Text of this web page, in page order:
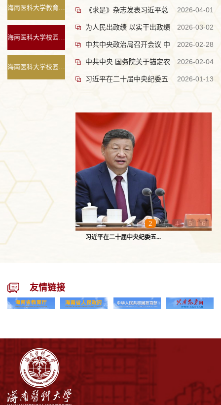
条中国特色城市现代化... 2026-04-01
《求是》杂志发表习近平总
书记重要文章《树立和践... 2026-03-02
为人民出政绩 以实干出政绩
——习近平总书记引领全... 2026-02-28
中共中央政治局召开会议 中
共中央总书记习近平主持... 2026-02-04
中共中央 国务院关于锚定农
业农村现代化 扎实推进... 2026-01-13
习近平在二十届中央纪委五
1 2 3 4 5 6
习近平在二十届中央纪委五...
友情链接